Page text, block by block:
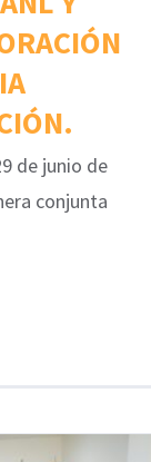
de junio de
conjunta